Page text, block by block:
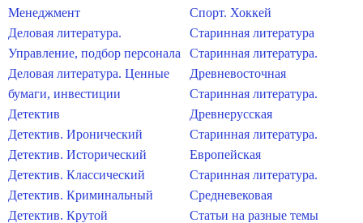
Менеджмент
Деловая литература.
Управление, подбор персонала
Деловая литература. Ценные
бумаги, инвестиции
Детектив
Детектив. Иронический
Детектив. Исторический
Детектив. Классический
Детектив. Криминальный
Детектив. Крутой
Спорт. Хоккей
Старинная литература
Старинная литература.
Древневосточная
Старинная литература.
Древнерусская
Старинная литература.
Европейская
Старинная литература.
Средневековая
Статьи на разные темы